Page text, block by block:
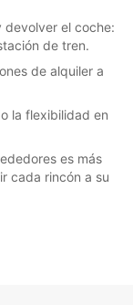
devolver el coche:
de tren.
de alquiler a
la flexibilidad en
es más
cada rincón a su